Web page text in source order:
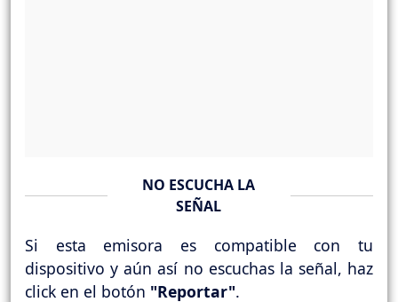
NO ESCUCHA LA
SEÑAL
Si esta emisora es compatible con tu
dispositivo y aún así no escuchas la señal, haz
click en el botón "Reportar".